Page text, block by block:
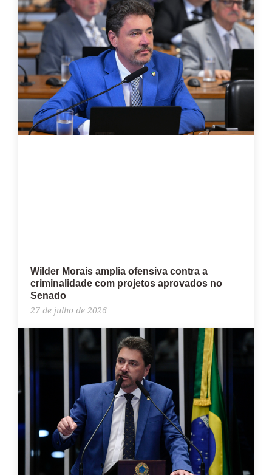
Wilder Morais amplia ofensiva contra a
criminalidade com projetos aprovados no
Senado
27 de julho de 2026